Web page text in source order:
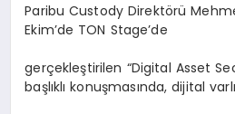
Paribu Custody Direktörü
Ekim’de TON Stage’de
gerçekleştirilen “Digital Asset
başlıklı konuşmasında, dijital